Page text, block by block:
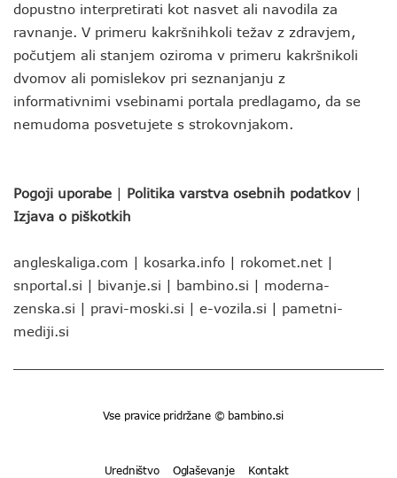
dopustno interpretirati kot nasvet ali navodila za
ravnanje. V primeru kakršnihkoli težav z zdravjem,
počutjem ali stanjem oziroma v primeru kakršnikoli
dvomov ali pomislekov pri seznanjanju z
informativnimi vsebinami portala predlagamo, da se
nemudoma posvetujete s strokovnjakom.
Pogoji uporabe | Politika varstva osebnih podatkov |
Izjava o piškotkih
angleskaliga.com | kosarka.info | rokomet.net |
snportal.si | bivanje.si | bambino.si | moderna-
zenska.si | pravi-moski.si | e-vozila.si | pametni-
mediji.si
Vse pravice pridržane © bambino.si
Uredništvo Oglaševanje Kontakt